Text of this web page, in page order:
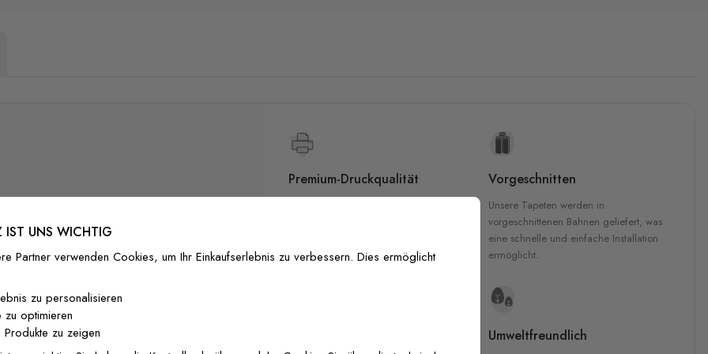
aus Hibiskus, Orchideen, Lilien,
Grund wirkt satt, dazu kommen
warmem Creme, Sand, Ocker, Terrakotta
Premium-Druckqualität
Sicherheit in Innenräumen.
Vorgeschnitten
Unsere Tapeten werden in
vorgeschnittenen Bahnen geliefert, was
eine schnelle und einfache Installation
ermöglicht.
Umweltfreundlich
IST UNS WICHTIG
Partner verwenden Cookies, um Ihr Einkaufserlebnis zu verbessern. Dies ermöglicht
zu personalisieren
zu optimieren
zu zeigen